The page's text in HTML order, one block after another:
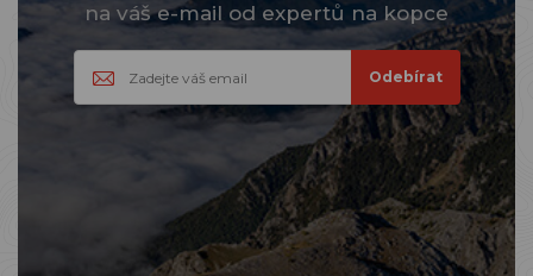
na váš e-mail od expertů na kopce